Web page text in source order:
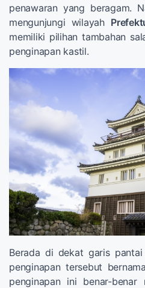
penawaran yang beragam.
mengunjungi wilayah
memiliki pilihan tambahan
penginapan kastil.
Berada di dekat garis
penginapan tersebut bernama
penginapan ini benar-benar